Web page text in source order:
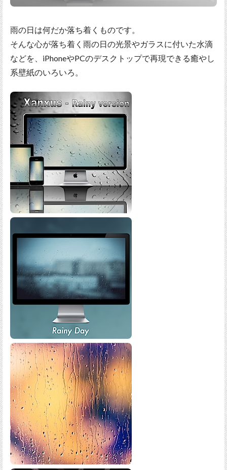
雨の日は何だか落ち着くものです。
そんな心が落ち着く雨の日の光景やガラスに付いた水滴
などを、iPhoneやPCのデスクトップで再現できる癒やし
系壁紙のいろいろ。